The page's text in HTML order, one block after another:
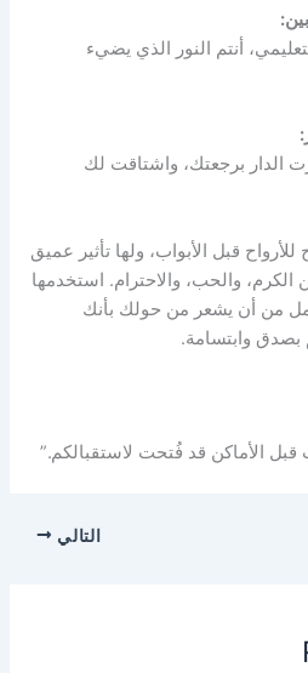
أنتم النور الذي يضيء
الدار برجعتك، واشتاقت لك
للأرواح قبل الأبواب، ولها تأثير عميق
الكرم، والحب، والاحترام. استخدمها
من أن يشعر من حولك بأنك
بصدق وابتسامة.
الأماكن قد فُتحت لاستقبالكم.”
التالي